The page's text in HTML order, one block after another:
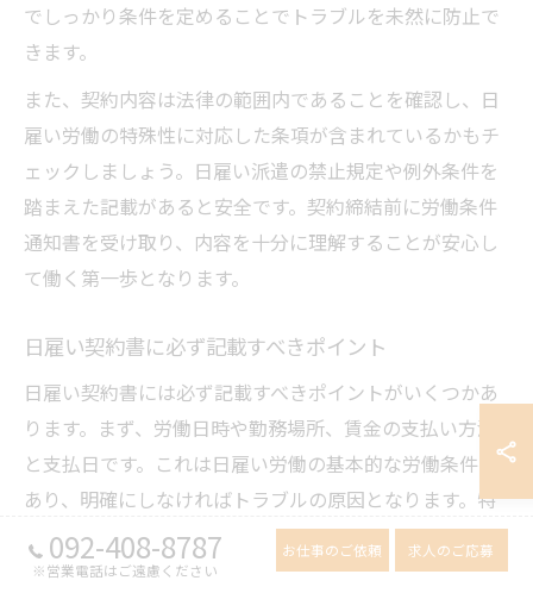
でしっかり条件を定めることでトラブルを未然に防止で
きます。
また、契約内容は法律の範囲内であることを確認し、日
雇い労働の特殊性に対応した条項が含まれているかもチ
ェックしましょう。日雇い派遣の禁止規定や例外条件を
踏まえた記載があると安全です。契約締結前に労働条件
通知書を受け取り、内容を十分に理解することが安心し
て働く第一歩となります。
日雇い契約書に必ず記載すべきポイント
日雇い契約書には必ず記載すべきポイントがいくつかあ
ります。まず、労働日時や勤務場所、賃金の支払い方法
と支払日です。これは日雇い労働の基本的な労働条件で
あり、明確にしなければトラブルの原因となります。特
に賃金については、日払いか月払いか、また支払額の計
算方法も詳細に記載されていることが望ましいです。
092-408-8787
※営業電話はご遠慮ください
お仕事のご依頼 求人のご応募